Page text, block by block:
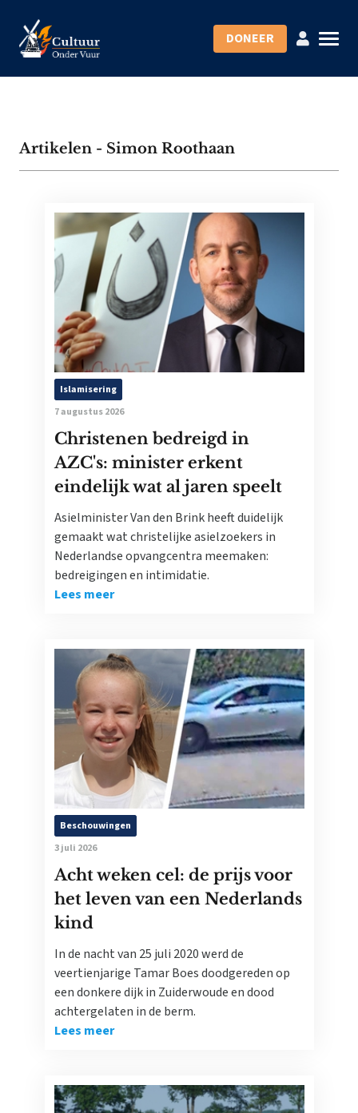
DONEER
Artikelen - Simon Roothaan
Islamisering
7 augustus 2026
Christenen bedreigd in
AZC's: minister erkent
eindelijk wat al jaren speelt
Asielminister Van den Brink heeft duidelijk
gemaakt wat christelijke asielzoekers in
Nederlandse opvangcentra meemaken:
bedreigingen en intimidatie.
Lees meer
Beschouwingen
3 juli 2026
Acht weken cel: de prijs voor
het leven van een Nederlands
kind
In de nacht van 25 juli 2020 werd de
veertienjarige Tamar Boes doodgereden op
een donkere dijk in Zuiderwoude en dood
achtergelaten in de berm.
Lees meer